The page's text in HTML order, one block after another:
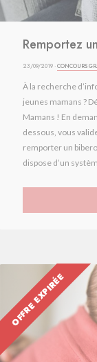
Remportez
23/09/2019 ·CONCOURS
À la recherche
jeunes mamans ?
Mamans ! En
dessous, vous
remporter un
dispose d’un
OFFRE EXPIRÉE